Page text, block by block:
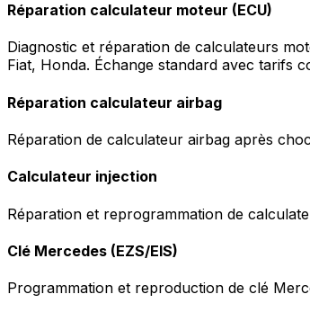
Réparation calculateur moteur (ECU)
Diagnostic et réparation de calculateurs
Fiat, Honda. Échange standard avec tarifs
Réparation calculateur airbag
Réparation de calculateur airbag après
Calculateur injection
Réparation et reprogrammation de
Clé Mercedes (EZS/EIS)
Programmation et reproduction de clé